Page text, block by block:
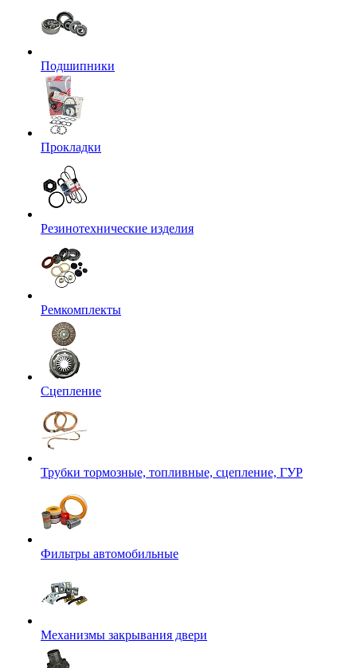
Подшипники
Прокладки
Резинотехнические изделия
Ремкомплекты
Сцепление
Трубки тормозные, топливные, сцепление, ГУР
Фильтры автомобильные
Механизмы закрывания двери